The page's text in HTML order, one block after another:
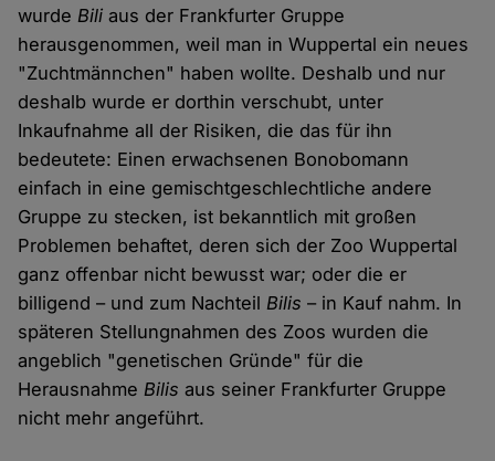
wurdeBili aus der Frankfurter Gruppe
herausgenommen, weil man in Wuppertal ein neues
"Zuchtmännchen" haben wollte. Deshalb und nur
deshalb wurde er dorthin verschubt, unter
Inkaufnahme all der Risiken, die das für ihn
bedeutete: Einen erwachsenen Bonobomann
einfach in eine gemischtgeschlechtliche andere
Gruppe zu stecken, ist bekanntlich mit großen
Problemen behaftet, deren sich der Zoo Wuppertal
ganz offenbar nicht bewusst war; oder die er
billigend – und zum NachteilBilis – in Kauf nahm. In
späteren Stellungnahmen des Zoos wurden die
angeblich "genetischen Gründe" für die
HerausnahmeBilis aus seiner Frankfurter Gruppe
nicht mehr angeführt.